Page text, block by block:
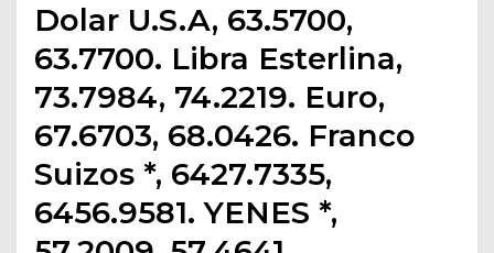
Dolar U.S.A, 63.5700,
63.7700. Libra Esterlina,
73.7984, 74.2219. Euro,
67.6703, 68.0426. Franco
Suizos *, 6427.7335,
6456.9581. YENES *,